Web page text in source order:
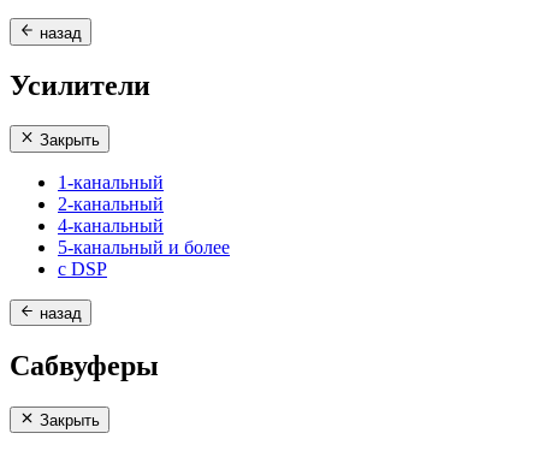
назад
Усилители
Закрыть
1-канальный
2-канальный
4-канальный
5-канальный и более
с DSP
назад
Сабвуферы
Закрыть